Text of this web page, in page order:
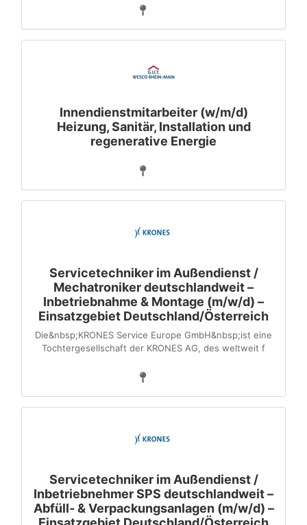
Innendienstmitarbeiter (w/m/d)
Heizung, Sanitär, Installation und
regenerative Energie
Servicetechniker im Außendienst /
Mechatroniker deutschlandweit –
Inbetriebnahme & Montage (m/w/d) –
Einsatzgebiet Deutschland/Österreich
Die&nbsp;KRONES Service Europe GmbH&nbsp;ist eine
Tochter­gesellschaft der KRONES AG, des weltweit f
Servicetechniker im Außendienst /
Inbetriebnehmer SPS deutschlandweit –
Abfüll- & Verpackungsanlagen (m/w/d) –